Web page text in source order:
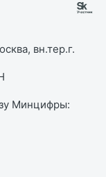
вн.тер.г.
Минцифры: